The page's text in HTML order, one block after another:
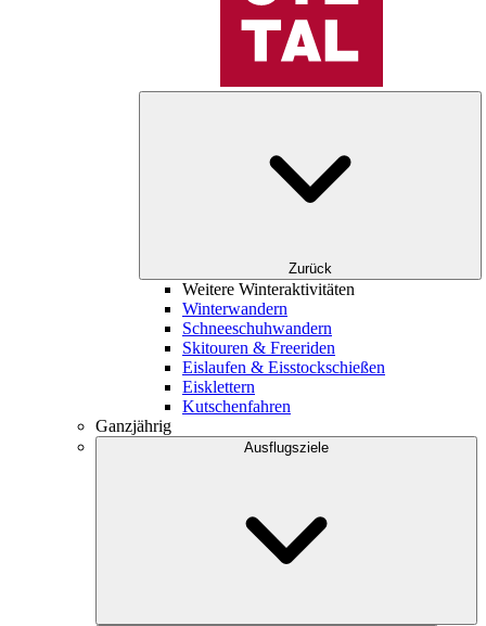
Zurück
Weitere Winteraktivitäten
Winterwandern
Schneeschuhwandern
Skitouren & Freeriden
Eislaufen & Eisstockschießen
Eisklettern
Kutschenfahren
Ganzjährig
Ausflugsziele